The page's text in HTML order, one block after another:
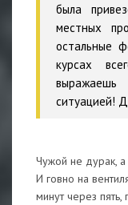
была
местных
остальные
курсах
ситуацией!
Чужой не дурак,
И говно на
минут через